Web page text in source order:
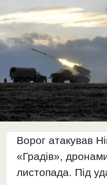
Ворог атакував
«Градів»,
листопада. Під